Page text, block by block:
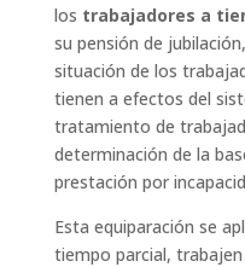
los trabajadores a
su pensión de
situación de los
tienen a efectos del
tratamiento de
determinación de la
prestación por
Esta equiparación se
tiempo parcial,